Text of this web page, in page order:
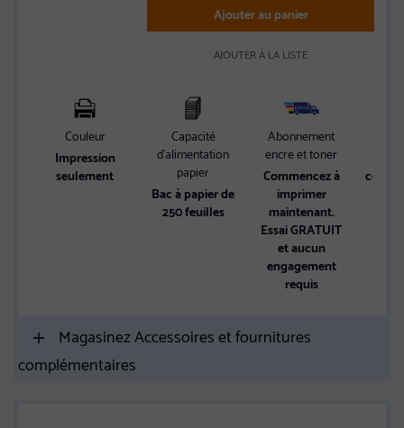
Ajouter au panier
AJOUTER À LA LISTE
Couleur
Impression
seulement
Capacité
d’alimentation
papier
Bac à papier de
250 feuilles
Abonnement
encre et toner
Commencez à
imprimer
maintenant.
Essai GRATUIT
et aucun
engagement
requis
Magasinez Accessoires et fournitures
complémentaires